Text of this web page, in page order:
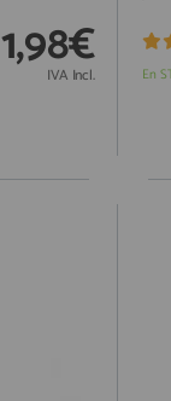
1,98€
IVA Incl. En